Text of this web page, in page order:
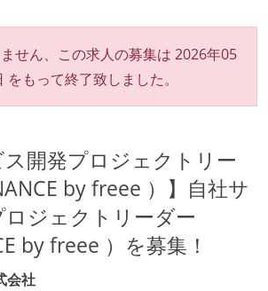
せん、この求人の募集は 2026年05
をもって終了致しました。
ス開発プロジェクトリー
by freee ）】自社サ
ジェクトリーダー
by freee ）を募集！
会社